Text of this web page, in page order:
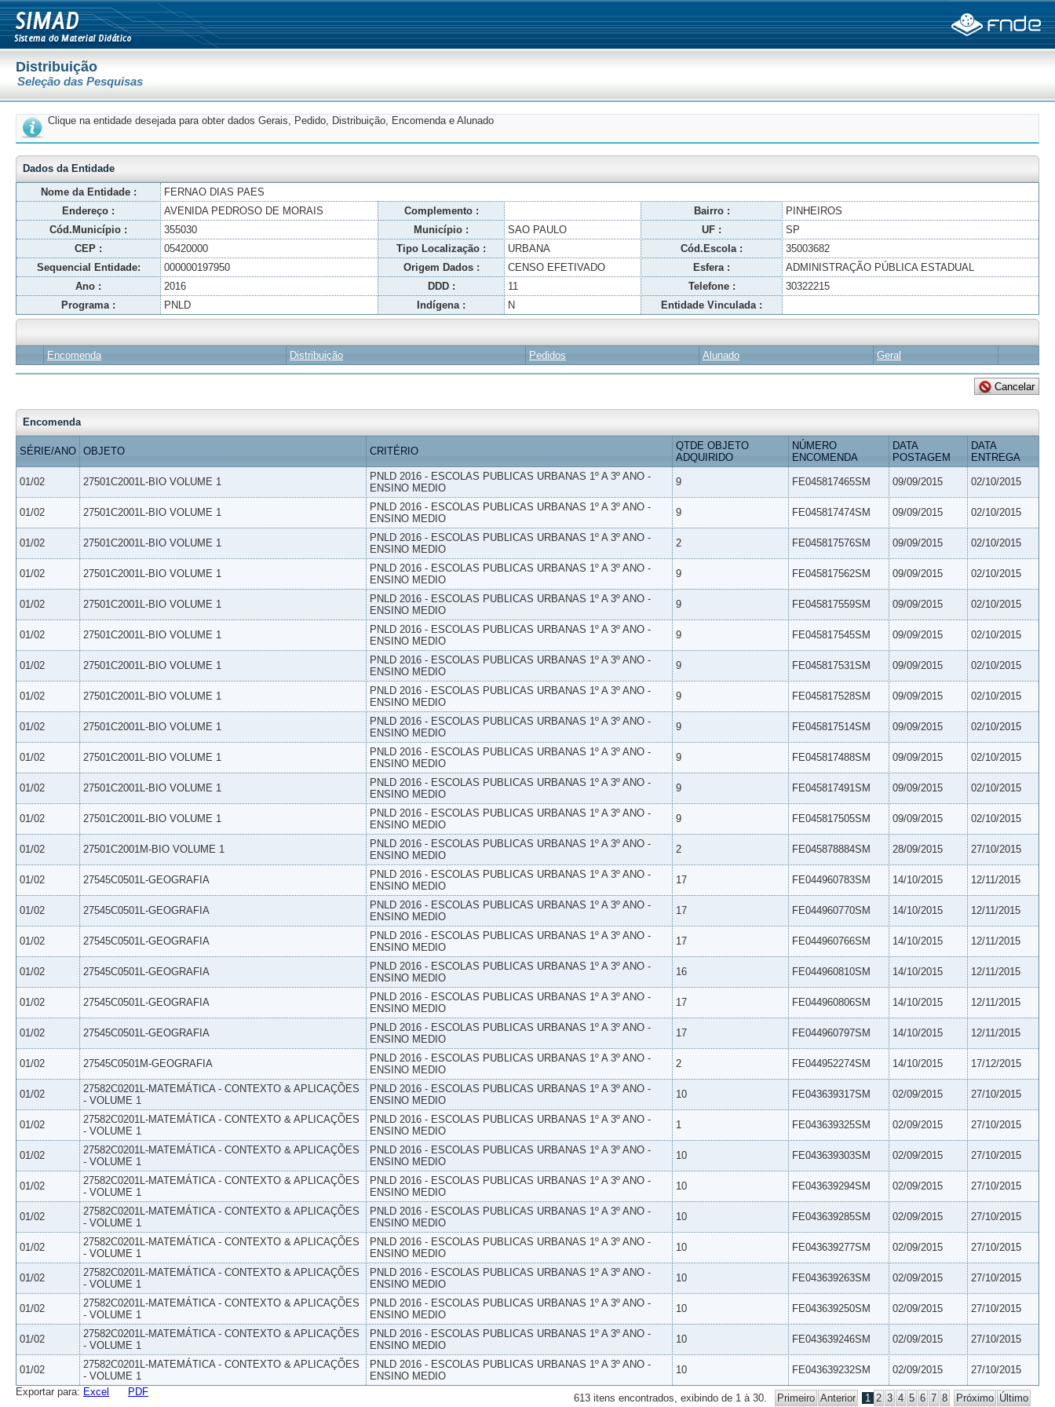
Distribuição
Seleção das Pesquisas
Clique na entidade desejada para obter dados Gerais, Pedido, Distribuição, Encomenda e Alunado
Dados da Entidade
Nome da Entidade :
FERNAO DIAS PAES
Endereço :
AVENIDA PEDROSO DE MORAIS Complemento : Bairro :
PINHEIROS
Cód.Município :
355030 Município : SAO PAULO UF :
SP
CEP :
05420000 Tipo Localização : URBANA Cód.Escola :
35003682
Sequencial Entidade:
000000197950 Origem Dados : CENSO EFETIVADO Esfera :
ADMINISTRAÇÃO PÚBLICA ESTADUAL
Ano :
2016 DDD : 11 Telefone :
30322215
Programa :
PNLD Indígena : N Entidade Vinculada :
Encomenda Distribuição Pedidos Alunado Geral
Encomenda
SÉRIE/ANO OBJETO CRITÉRIO
QTDE OBJETO
ADQUIRIDO
NÚMERO
ENCOMENDA
DATA
POSTAGEM
DATA
ENTREGA
01/02 27501C2001L-BIO VOLUME 1
PNLD 2016 - ESCOLAS PUBLICAS URBANAS 1º A 3º ANO -
ENSINO MEDIO
9 FE045817465SM 09/09/2015 02/10/2015
01/02 27501C2001L-BIO VOLUME 1
PNLD 2016 - ESCOLAS PUBLICAS URBANAS 1º A 3º ANO -
ENSINO MEDIO
9 FE045817474SM 09/09/2015 02/10/2015
01/02 27501C2001L-BIO VOLUME 1
PNLD 2016 - ESCOLAS PUBLICAS URBANAS 1º A 3º ANO -
ENSINO MEDIO
2 FE045817576SM 09/09/2015 02/10/2015
01/02 27501C2001L-BIO VOLUME 1
PNLD 2016 - ESCOLAS PUBLICAS URBANAS 1º A 3º ANO -
ENSINO MEDIO
9 FE045817562SM 09/09/2015 02/10/2015
01/02 27501C2001L-BIO VOLUME 1
PNLD 2016 - ESCOLAS PUBLICAS URBANAS 1º A 3º ANO -
ENSINO MEDIO
9 FE045817559SM 09/09/2015 02/10/2015
01/02 27501C2001L-BIO VOLUME 1
PNLD 2016 - ESCOLAS PUBLICAS URBANAS 1º A 3º ANO -
ENSINO MEDIO
9 FE045817545SM 09/09/2015 02/10/2015
01/02 27501C2001L-BIO VOLUME 1
PNLD 2016 - ESCOLAS PUBLICAS URBANAS 1º A 3º ANO -
ENSINO MEDIO
9 FE045817531SM 09/09/2015 02/10/2015
01/02 27501C2001L-BIO VOLUME 1
PNLD 2016 - ESCOLAS PUBLICAS URBANAS 1º A 3º ANO -
ENSINO MEDIO
9 FE045817528SM 09/09/2015 02/10/2015
01/02 27501C2001L-BIO VOLUME 1
PNLD 2016 - ESCOLAS PUBLICAS URBANAS 1º A 3º ANO -
ENSINO MEDIO
9 FE045817514SM 09/09/2015 02/10/2015
01/02 27501C2001L-BIO VOLUME 1
PNLD 2016 - ESCOLAS PUBLICAS URBANAS 1º A 3º ANO -
ENSINO MEDIO
9 FE045817488SM 09/09/2015 02/10/2015
01/02 27501C2001L-BIO VOLUME 1
PNLD 2016 - ESCOLAS PUBLICAS URBANAS 1º A 3º ANO -
ENSINO MEDIO
9 FE045817491SM 09/09/2015 02/10/2015
01/02 27501C2001L-BIO VOLUME 1
PNLD 2016 - ESCOLAS PUBLICAS URBANAS 1º A 3º ANO -
ENSINO MEDIO
9 FE045817505SM 09/09/2015 02/10/2015
01/02 27501C2001M-BIO VOLUME 1
PNLD 2016 - ESCOLAS PUBLICAS URBANAS 1º A 3º ANO -
ENSINO MEDIO
2 FE045878884SM 28/09/2015 27/10/2015
01/02 27545C0501L-GEOGRAFIA
PNLD 2016 - ESCOLAS PUBLICAS URBANAS 1º A 3º ANO -
ENSINO MEDIO
17 FE044960783SM 14/10/2015 12/11/2015
01/02 27545C0501L-GEOGRAFIA
PNLD 2016 - ESCOLAS PUBLICAS URBANAS 1º A 3º ANO -
ENSINO MEDIO
17 FE044960770SM 14/10/2015 12/11/2015
01/02 27545C0501L-GEOGRAFIA
PNLD 2016 - ESCOLAS PUBLICAS URBANAS 1º A 3º ANO -
ENSINO MEDIO
17 FE044960766SM 14/10/2015 12/11/2015
01/02 27545C0501L-GEOGRAFIA
PNLD 2016 - ESCOLAS PUBLICAS URBANAS 1º A 3º ANO -
ENSINO MEDIO
16 FE044960810SM 14/10/2015 12/11/2015
01/02 27545C0501L-GEOGRAFIA
PNLD 2016 - ESCOLAS PUBLICAS URBANAS 1º A 3º ANO -
ENSINO MEDIO
17 FE044960806SM 14/10/2015 12/11/2015
01/02 27545C0501L-GEOGRAFIA
PNLD 2016 - ESCOLAS PUBLICAS URBANAS 1º A 3º ANO -
ENSINO MEDIO
17 FE044960797SM 14/10/2015 12/11/2015
01/02 27545C0501M-GEOGRAFIA
PNLD 2016 - ESCOLAS PUBLICAS URBANAS 1º A 3º ANO -
ENSINO MEDIO
2 FE044952274SM 14/10/2015 17/12/2015
01/02
27582C0201L-MATEMÁTICA - CONTEXTO & APLICAÇÕES
- VOLUME 1
PNLD 2016 - ESCOLAS PUBLICAS URBANAS 1º A 3º ANO -
ENSINO MEDIO
10 FE043639317SM 02/09/2015 27/10/2015
01/02
27582C0201L-MATEMÁTICA - CONTEXTO & APLICAÇÕES
- VOLUME 1
PNLD 2016 - ESCOLAS PUBLICAS URBANAS 1º A 3º ANO -
ENSINO MEDIO
1 FE043639325SM 02/09/2015 27/10/2015
01/02
27582C0201L-MATEMÁTICA - CONTEXTO & APLICAÇÕES
- VOLUME 1
PNLD 2016 - ESCOLAS PUBLICAS URBANAS 1º A 3º ANO -
ENSINO MEDIO
10 FE043639303SM 02/09/2015 27/10/2015
01/02
27582C0201L-MATEMÁTICA - CONTEXTO & APLICAÇÕES
- VOLUME 1
PNLD 2016 - ESCOLAS PUBLICAS URBANAS 1º A 3º ANO -
ENSINO MEDIO
10 FE043639294SM 02/09/2015 27/10/2015
01/02
27582C0201L-MATEMÁTICA - CONTEXTO & APLICAÇÕES
- VOLUME 1
PNLD 2016 - ESCOLAS PUBLICAS URBANAS 1º A 3º ANO -
ENSINO MEDIO
10 FE043639285SM 02/09/2015 27/10/2015
01/02
27582C0201L-MATEMÁTICA - CONTEXTO & APLICAÇÕES
- VOLUME 1
PNLD 2016 - ESCOLAS PUBLICAS URBANAS 1º A 3º ANO -
ENSINO MEDIO
10 FE043639277SM 02/09/2015 27/10/2015
01/02
27582C0201L-MATEMÁTICA - CONTEXTO & APLICAÇÕES
- VOLUME 1
PNLD 2016 - ESCOLAS PUBLICAS URBANAS 1º A 3º ANO -
ENSINO MEDIO
10 FE043639263SM 02/09/2015 27/10/2015
01/02
27582C0201L-MATEMÁTICA - CONTEXTO & APLICAÇÕES
- VOLUME 1
PNLD 2016 - ESCOLAS PUBLICAS URBANAS 1º A 3º ANO -
ENSINO MEDIO
10 FE043639250SM 02/09/2015 27/10/2015
01/02
27582C0201L-MATEMÁTICA - CONTEXTO & APLICAÇÕES
- VOLUME 1
PNLD 2016 - ESCOLAS PUBLICAS URBANAS 1º A 3º ANO -
ENSINO MEDIO
10 FE043639246SM 02/09/2015 27/10/2015
01/02
27582C0201L-MATEMÁTICA - CONTEXTO & APLICAÇÕES
- VOLUME 1
PNLD 2016 - ESCOLAS PUBLICAS URBANAS 1º A 3º ANO -
ENSINO MEDIO
10 FE043639232SM 02/09/2015 27/10/2015
613 itens encontrados, exibindo de 1 à 30. Primeiro Anterior 1 2 3 4 5 6 7 8 Próximo Último
Exportar para: Excel PDF